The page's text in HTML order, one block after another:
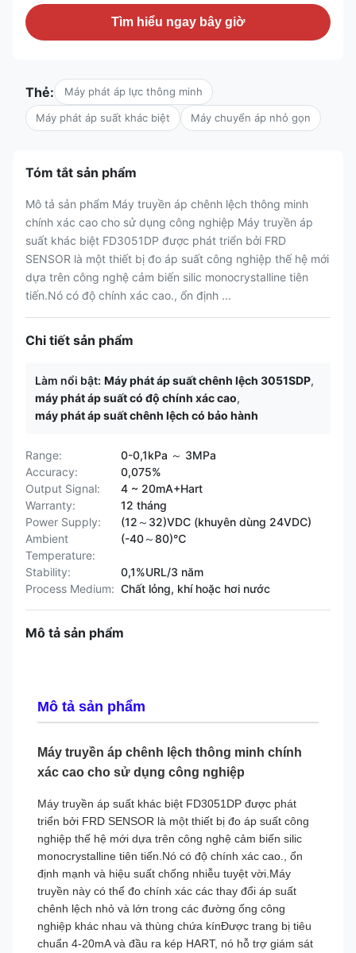
Tìm hiểu ngay bây giờ
Thẻ: Máy phát áp lực thông minh
Máy phát áp suất khác biệt Máy chuyển áp nhỏ gọn
Tóm tắt sản phẩm
Mô tả sản phẩm Máy truyền áp chênh lệch thông minh
chính xác cao cho sử dụng công nghiệp Máy truyền áp
suất khác biệt FD3051DP được phát triển bởi FRD
SENSOR là một thiết bị đo áp suất công nghiệp thế hệ mới
dựa trên công nghệ cảm biến silic monocrystalline tiên
tiến.Nó có độ chính xác cao., ổn định ...
Chi tiết sản phẩm
Làm nổi bật: Máy phát áp suất chênh lệch 3051SDP,
máy phát áp suất có độ chính xác cao,
máy phát áp suất chênh lệch có bảo hành
Range:
0-0,1kPa ～ 3MPa
Accuracy:
0,075%
Output Signal:
4 ~ 20mA+Hart
Warranty:
12 tháng
Power Supply:
(12～32)VDC (khuyên dùng 24VDC)
Ambient
Temperature:
(-40～80)℃
Stability:
0,1%URL/3 năm
Process Medium: Chất lỏng, khí hoặc hơi nước
Mô tả sản phẩm
Mô tả sản phẩm
Máy truyền áp chênh lệch thông minh chính
xác cao cho sử dụng công nghiệp
Máy truyền áp suất khác biệt FD3051DP được phát
triển bởi FRD SENSOR là một thiết bị đo áp suất công
nghiệp thế hệ mới dựa trên công nghệ cảm biến silic
monocrystalline tiên tiến.Nó có độ chính xác cao., ổn
định mạnh và hiệu suất chống nhiễu tuyệt vời.Máy
truyền này có thể đo chính xác các thay đổi áp suất
chênh lệch nhỏ và lớn trong các đường ống công
nghiệp khác nhau và thùng chứa kínĐược trang bị tiêu
chuẩn 4-20mA và đầu ra kép HART, nó hỗ trợ giám sát